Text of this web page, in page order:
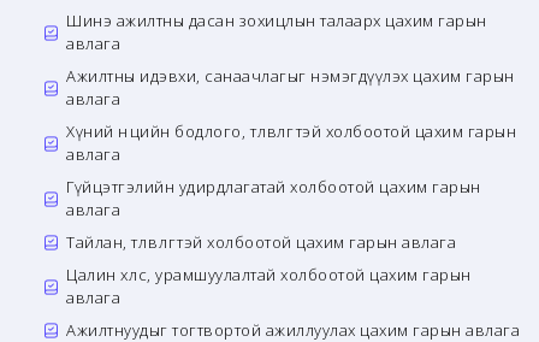
Шинэ ажилтны дасан зохицлын талаарх цахим гарын
авлага
Ажилтны идэвхи, санаачлагыг нэмэгдүүлэх цахим гарын
авлага
Хүний нөөцийн бодлого, төлөвлөгөөтэй холбоотой цахим гарын
авлага
Гүйцэтгэлийн удирдлагатай холбоотой цахим гарын
авлага
Тайлан, төлөвлөгөөтэй холбоотой цахим гарын авлага
Цалин хөлс, урамшуулалтай холбоотой цахим гарын
авлага
Ажилтнуудыг тогтвортой ажиллуулах цахим гарын авлага